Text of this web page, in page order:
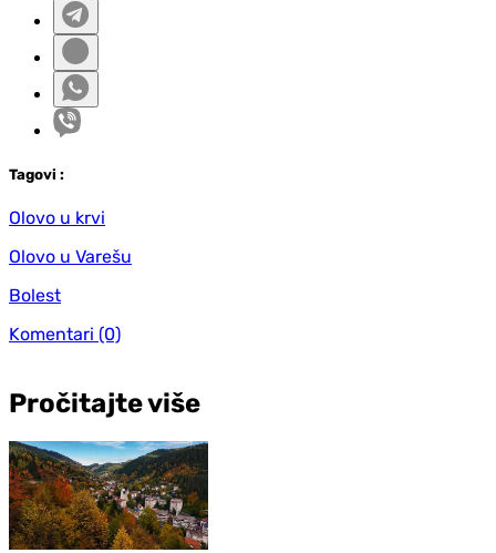
Tagovi :
Olovo u krvi
Olovo u Varešu
Bolest
Komentari (0)
Pročitajte više